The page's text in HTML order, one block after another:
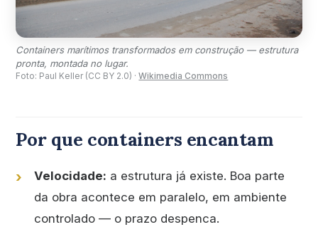
Containers marítimos transformados em construção — estrutura
pronta, montada no lugar.
Foto: Paul Keller (CC BY 2.0) ·Wikimedia Commons
Por que containers encantam
Velocidade: a estrutura já existe. Boa parte
da obra acontece em paralelo, em ambiente
controlado — o prazo despenca.